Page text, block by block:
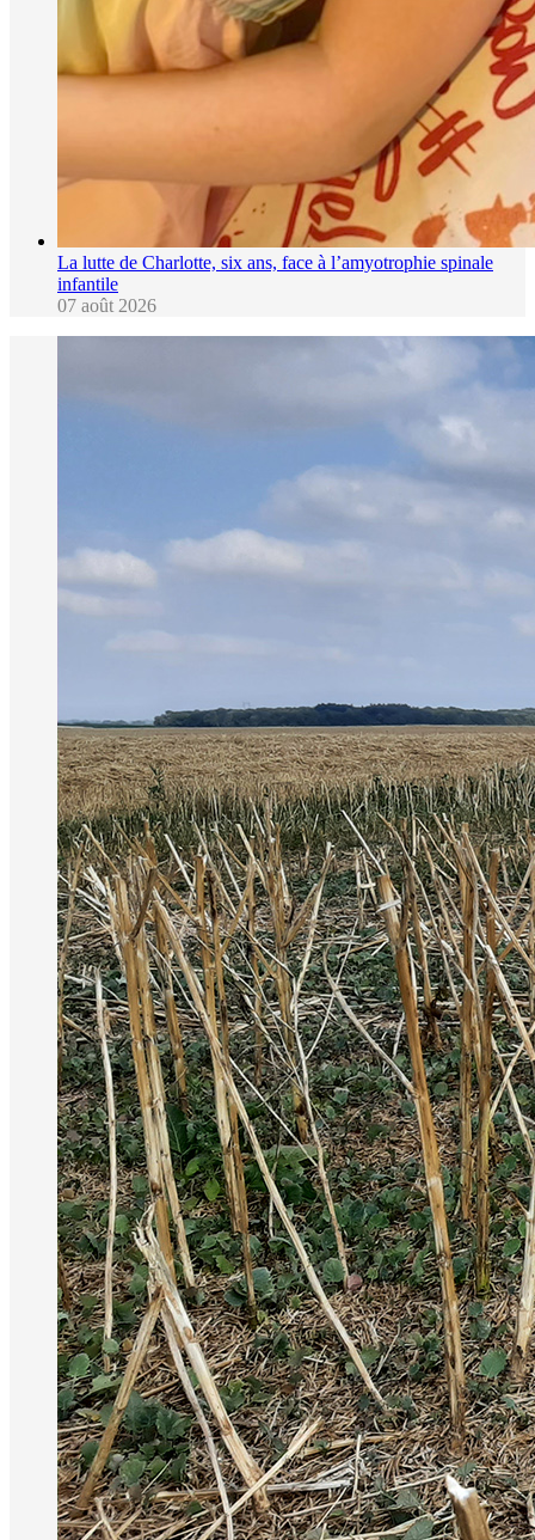
La lutte de Charlotte, six ans, face à l’amyotrophie spinale
infantile
07 août 2026